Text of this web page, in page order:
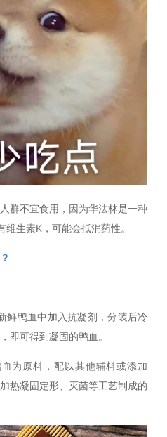
群不宜食用，因为华法林是一种
生素K，可能会抵消药性。
鲜鸭血中加入抗凝剂，分装后冷
即可得到凝固的鸭血。
为原料，配以其他辅料或添加
热凝固定形、灭菌等工艺制成的